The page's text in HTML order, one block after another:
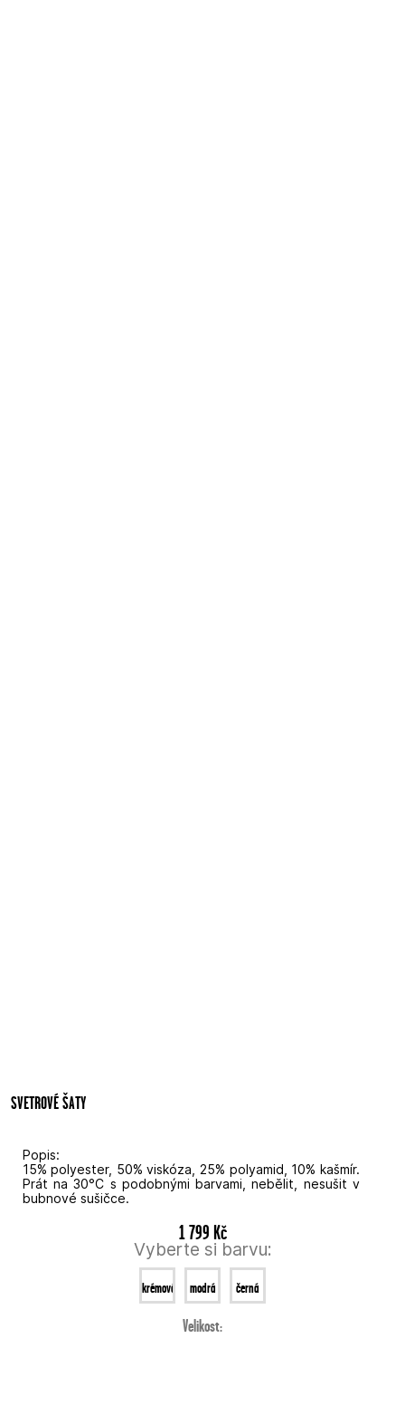
SVETROVÉ ŠATY
Popis:
15% polyester, 50% viskóza, 25% polyamid, 10% kašmír.
Prát na 30°C s podobnými barvami, nebělit, nesušit v
bubnové sušičce.
1 799 Kč
Vyberte si barvu:
krémová modrá černá
Velikost: